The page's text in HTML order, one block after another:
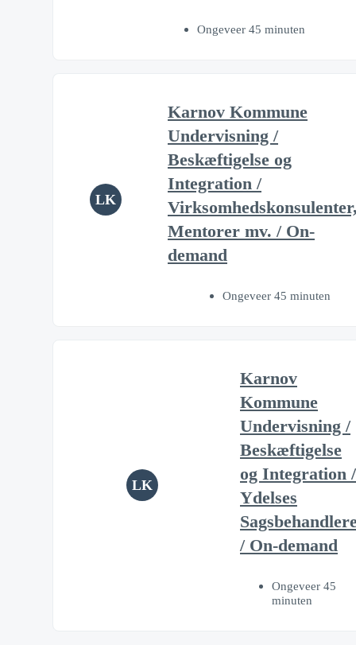
Ongeveer 45 minuten
LK
Karnov Kommune
Undervisning /
Beskæftigelse og
Integration /
Mentorer mv. / On-
demand
Ongeveer 45 minuten
LK
Karnov
Kommune
Undervisning /
Beskæftigelse
og Integration /
Ydelses
/ On-demand
Ongeveer 45
minuten